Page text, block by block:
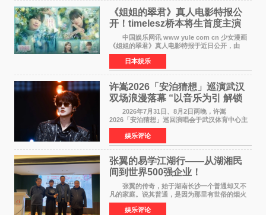
《姐姐的翠君》真人电影特报公
开！timelesz桥本将生首度主演
12月4日上映
中国娱乐网讯 www yule com cn 少女漫画
《姐姐的翠君》真人电影特报于近日公开，由
timelesz成员桥本将生担任主演，这也是他首次
担任电影主演，引发高度关注。 女高中生咲
苗翠（中岛瑠菜
日本娱乐
许嵩2026「安泊猜想」巡演武汉
双场浪漫落幕 “以音乐为引 解锁
江城记忆”
2026年7月31日、8月2日两晚，许嵩
2026「安泊猜想」巡回演唱会于武汉体育中心主
体育场盛大开唱。许嵩与数万歌迷在此相聚，从
浪漫惬意的舞台设计到充满诚意与惊喜的现场互
动，共同开启了一场关于
娱乐评论
张翼的易学江湖行——从湖湘民
间到世界500强企业！
张翼的传奇，始于湖南长沙一个普通却又不
凡的家庭。说其普通，是因为那里有世俗的烟火
气；说其不凡，是因为家中有一位洞悉天地玄机
的长者——他的爷爷。作为当地的风水师，爷爷
娱乐评论